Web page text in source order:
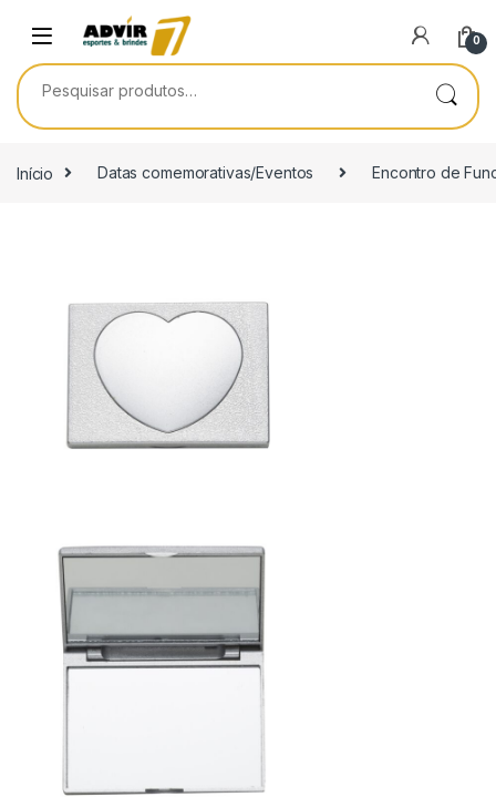
0
Pesquisar por:
Início Datas comemorativas/Eventos Encontro de